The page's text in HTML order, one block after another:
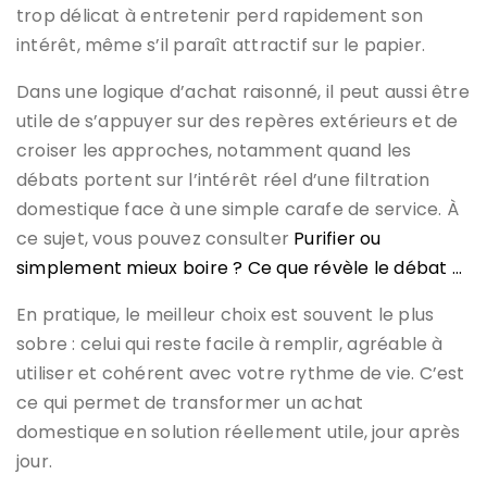
trop délicat à entretenir perd rapidement son
intérêt, même s’il paraît attractif sur le papier.
Dans une logique d’achat raisonné, il peut aussi être
utile de s’appuyer sur des repères extérieurs et de
croiser les approches, notamment quand les
débats portent sur l’intérêt réel d’une filtration
domestique face à une simple carafe de service. À
ce sujet, vous pouvez consulter Purifier ou
simplement mieux boire ? Ce que révèle le débat …
En pratique, le meilleur choix est souvent le plus
sobre : celui qui reste facile à remplir, agréable à
utiliser et cohérent avec votre rythme de vie. C’est
ce qui permet de transformer un achat
domestique en solution réellement utile, jour après
jour.